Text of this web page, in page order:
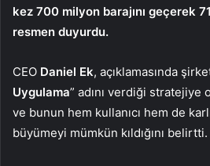
kez 700 milyon barajını geçerek
resmen duyurdu.
CEO Daniel Ek, açıklamasında
Uygulama” adını verdiği
ve bunun hem kullanıcı hem de
büyümeyi mümkün kıldığını belirtti.